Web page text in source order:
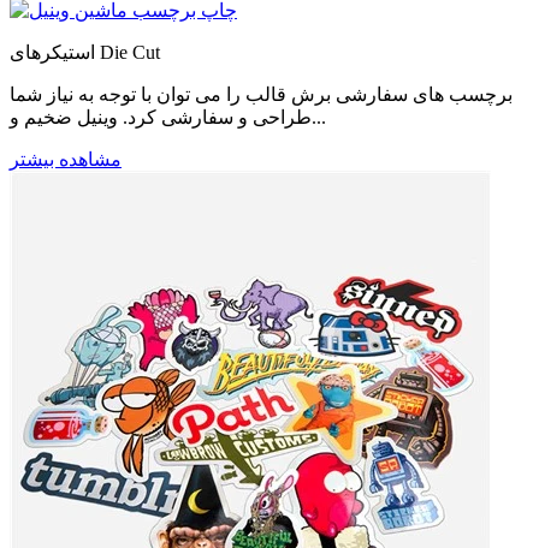
استیکرهای Die Cut
برچسب های سفارشی برش قالب را می توان با توجه به نیاز شما
طراحی و سفارشی کرد. وینیل ضخیم و...
مشاهده بیشتر